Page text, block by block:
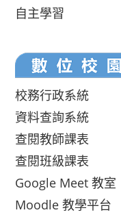
自主學習
校務行政系統
資料查詢系統
查閱教師課表
查閱班級課表
Google Meet 教室
Moodle 教學平台